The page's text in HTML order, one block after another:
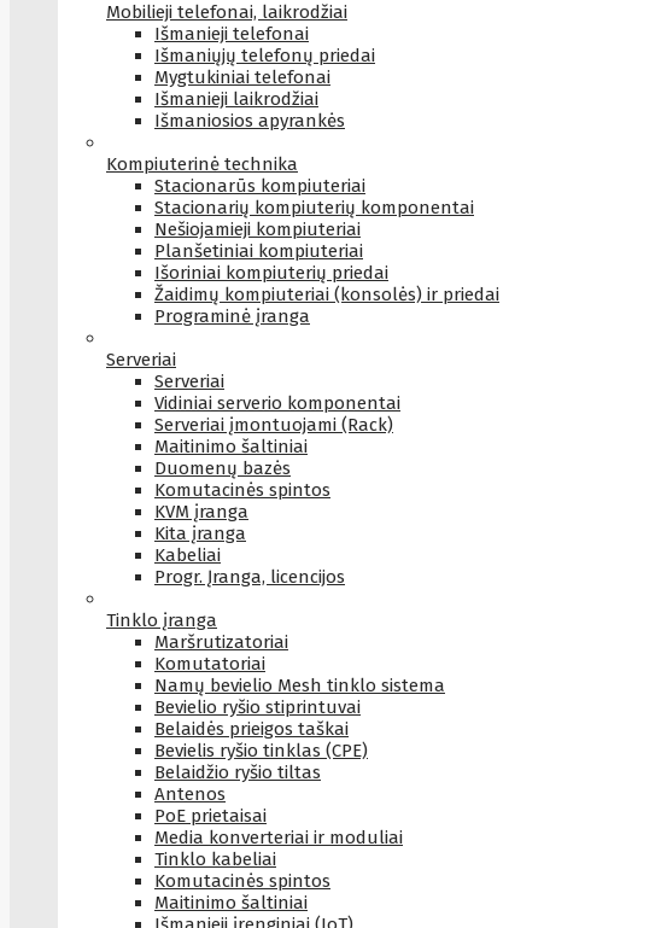
Mobilieji telefonai, laikrodžiai
Išmanieji telefonai
Išmaniųjų telefonų priedai
Mygtukiniai telefonai
Išmanieji laikrodžiai
Išmaniosios apyrankės
Kompiuterinė technika
Stacionarūs kompiuteriai
Stacionarių kompiuterių komponentai
Nešiojamieji kompiuteriai
Planšetiniai kompiuteriai
Išoriniai kompiuterių priedai
Žaidimų kompiuteriai (konsolės) ir priedai
Programinė įranga
Serveriai
Serveriai
Vidiniai serverio komponentai
Serveriai įmontuojami (Rack)
Maitinimo šaltiniai
Duomenų bazės
Komutacinės spintos
KVM įranga
Kita įranga
Kabeliai
Progr. Įranga, licencijos
Tinklo įranga
Maršrutizatoriai
Komutatoriai
Namų bevielio Mesh tinklo sistema
Bevielio ryšio stiprintuvai
Belaidės prieigos taškai
Bevielis ryšio tinklas (CPE)
Belaidžio ryšio tiltas
Antenos
PoE prietaisai
Media konverteriai ir moduliai
Tinklo kabeliai
Komutacinės spintos
Maitinimo šaltiniai